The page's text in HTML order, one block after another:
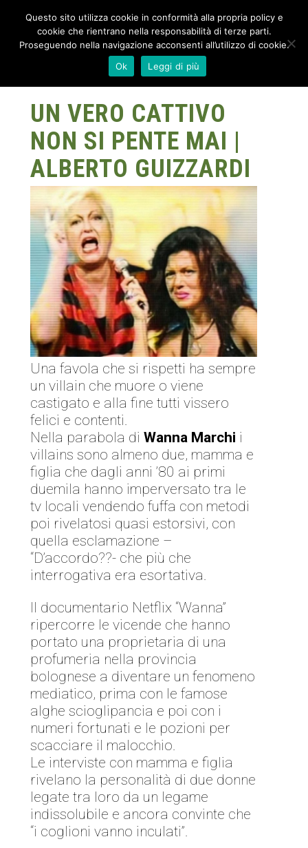
UN VERO CATTIVO
NON SI PENTE MAI |
ALBERTO GUIZZARDI
Una favola che si rispetti ha sempre
un villain che muore o viene
castigato e alla fine tutti vissero
felici e contenti.
Nella parabola di Wanna Marchi i
villains sono almeno due, mamma e
figlia che dagli anni ’80 ai primi
duemila hanno imperversato tra le
tv locali vendendo fuffa con metodi
poi rivelatosi quasi estorsivi, con
quella esclamazione –
“D’accordo??- che più che
interrogativa era esortativa.
Il documentario Netflix “Wanna”
ripercorre le vicende che hanno
portato una proprietaria di una
profumeria nella provincia
bolognese a diventare un fenomeno
mediatico, prima con le famose
alghe scioglipancia e poi con i
numeri fortunati e le pozioni per
scacciare il malocchio.
Le interviste con mamma e figlia
rivelano la personalità di due donne
legate tra loro da un legame
indissolubile e ancora convinte che
“i coglioni vanno inculati”.
Questo sito utilizza cookie in conformità alla propria policy e
cookie che rientrano nella responsabilità di terze parti.
Proseguendo nella navigazione acconsenti all’utilizzo di cookie.
Ok
Leggi di più